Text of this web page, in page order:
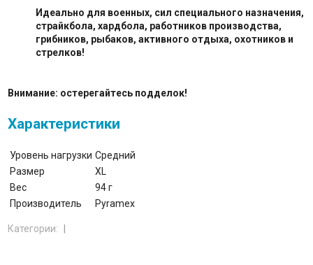
Идеально для военных, сил специального назначения,
страйкбола, хардбола, работников производства,
грибников, рыбаков, активного отдыха, охотников и
стрелков!
Внимание: остерегайтесь подделок!
Характеристики
Уровень нагрузки Средний
Размер
XL
Вес
94 г
Производитель
Pyramex
Категории: